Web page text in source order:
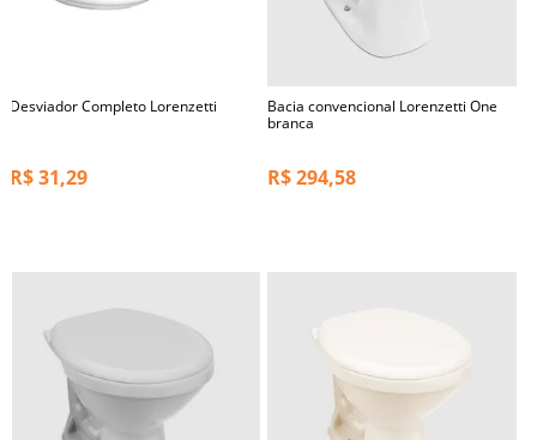
Desviador Completo Lorenzetti
R$31,29
Bacia convencional Lorenzetti One
branca
R$294,58